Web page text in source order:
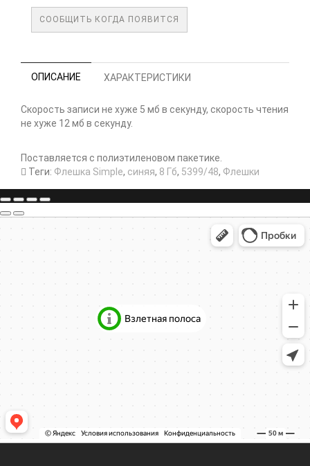
СООБЩИТЬ КОГДА ПОЯВИТСЯ
ОПИСАНИЕ ХАРАКТЕРИСТИКИ
Скорость записи не хуже 5 мб в секунду, скорость чтения
не хуже 12 мб в секунду.
Поставляется с полиэтиленовом пакетике.
Теги: Флешка Simple, синяя, 8 Гб, 5399/48, Флешки